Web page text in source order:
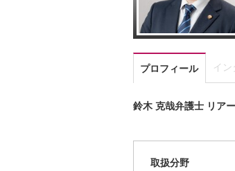
プロフィール イン
鈴木 克哉弁護士 リア
取扱分野